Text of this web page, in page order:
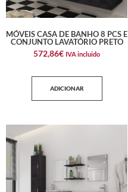
MÓVEIS CASA DE BANHO 8 PCS E
CONJUNTO LAVATÓRIO PRETO
572,86€ IVA incluido
ADICIONAR